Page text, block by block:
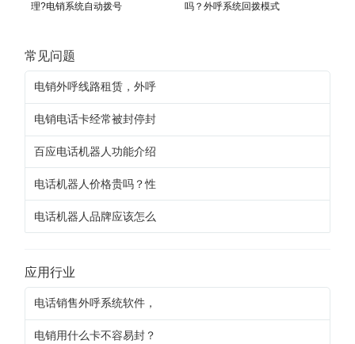
理?电销系统自动拨号
吗？外呼系统回拨模式
常见问题
电销外呼线路租赁，外呼
电销电话卡经常被封停封
百应电话机器人功能介绍
电话机器人价格贵吗？性
电话机器人品牌应该怎么
应用行业
电话销售外呼系统软件，
电销用什么卡不容易封？